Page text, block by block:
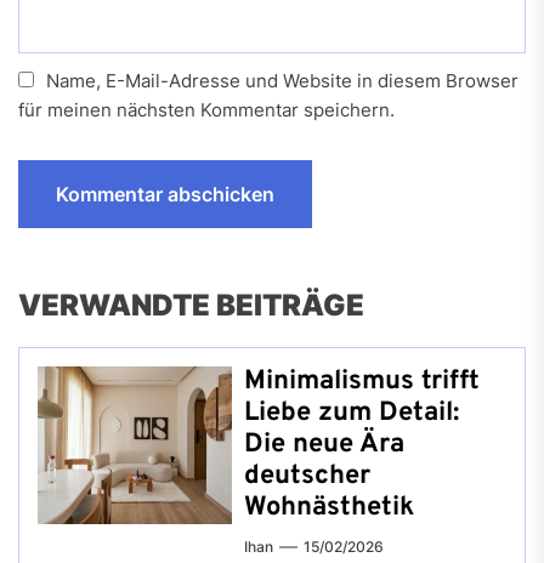
Name, E-Mail-Adresse und Website in diesem Browser
für meinen nächsten Kommentar speichern.
VERWANDTE BEITRÄGE
Minimalismus trifft
Liebe zum Detail:
Die neue Ära
deutscher
Wohnästhetik
Ihan 15/02/2026